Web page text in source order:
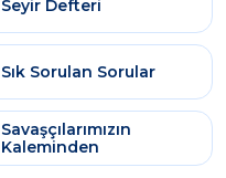
Seyir Defteri
Sık Sorulan Sorular
Savaşçılarımızın
Kaleminden